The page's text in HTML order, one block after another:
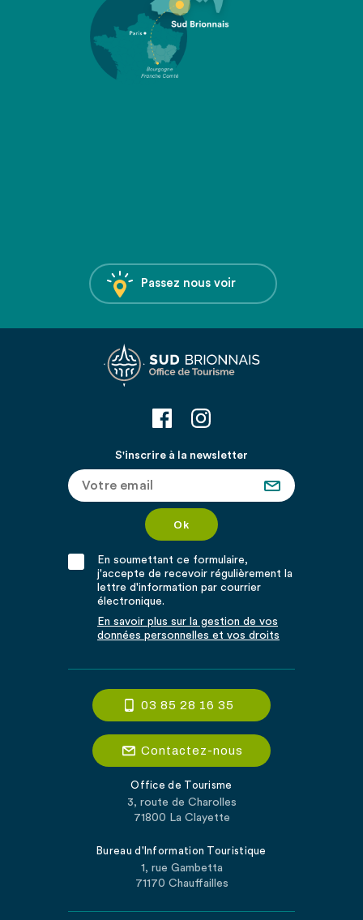
Passez nous voir
S'inscrire à la newsletter
En soumettant ce formulaire,
j'accepte de recevoir régulièrement la
lettre d'information par courrier
électronique.
En savoir plus sur la gestion de vos
données personnelles et vos droits
03 85 28 16 35
Contactez-nous
Office de Tourisme
3, route de Charolles
71800 La Clayette
Bureau d'Information Touristique
1, rue Gambetta
71170 Chauffailles